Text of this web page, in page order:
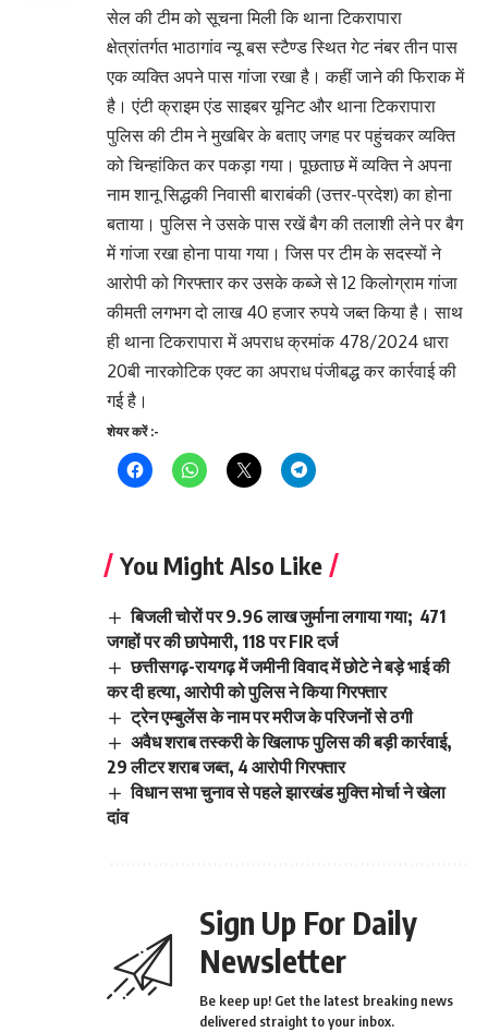
सेल की टीम को सूचना मिली कि थाना टिकरापारा
क्षेत्रांतर्गत भाठागांव न्यू बस स्टैण्ड स्थित गेट नंबर तीन पास
एक व्यक्ति अपने पास गांजा रखा है। कहीं जाने की फिराक में
है। एंटी क्राइम एंड साइबर यूनिट और थाना टिकरापारा
पुलिस की टीम ने मुखबिर के बताए जगह पर पहुंचकर व्यक्ति
को चिन्हांकित कर पकड़ा गया। पूछताछ में व्यक्ति ने अपना
नाम शानू सिद्धकी निवासी बाराबंकी (उत्तर-प्रदेश) का होना
बताया। पुलिस ने उसके पास रखें बैग की तलाशी लेने पर बैग
में गांजा रखा होना पाया गया। जिस पर टीम के सदस्यों ने
आरोपी को गिरफ्तार कर उसके कब्जे से 12 किलोग्राम गांजा
कीमती लगभग दो लाख 40 हजार रुपये जब्त किया है। साथ
ही थाना टिकरापारा में अपराध क्रमांक 478/2024 धारा
20बी नारकोटिक एक्ट का अपराध पंजीबद्ध कर कार्रवाई की
गई है।
शेयर करें :-
You Might Also Like
बिजली चोरों पर 9.96 लाख जुर्माना लगाया गया; 471
जगहों पर की छापेमारी, 118 पर FIR दर्ज
छत्तीसगढ़-रायगढ़ में जमीनी विवाद में छोटे ने बड़े भाई की
कर दी हत्या, आरोपी को पुलिस ने किया गिरफ्तार
ट्रेन एम्बुलेंस के नाम पर मरीज के परिजनों से ठगी
अवैध शराब तस्करी के खिलाफ पुलिस की बड़ी कार्रवाई,
29 लीटर शराब जब्त, 4 आरोपी गिरफ्तार
विधान सभा चुनाव से पहले झारखंड मुक्ति मोर्चा ने खेला
दांव
Sign Up For Daily
Newsletter
Be keep up! Get the latest breaking news
delivered straight to your inbox.